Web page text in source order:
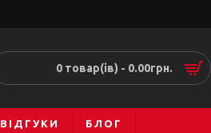
0 товар(ів) - 0.00грн.
ВІДГУКИ БЛОГ